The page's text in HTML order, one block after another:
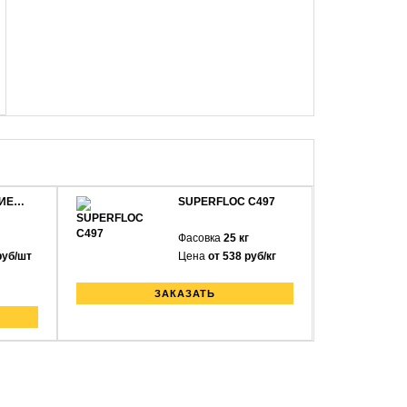
шт
SUPERFLOC C497
Фасовка25 кг
Ценаот 538 руб/кг
ЗАКАЗАТЬ